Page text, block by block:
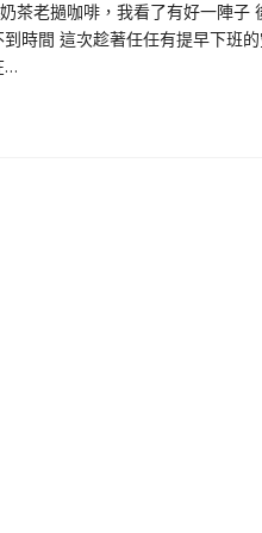
茶老撾咖啡，我看了有好一陣
時間 這次趁著任任有提早下班
…